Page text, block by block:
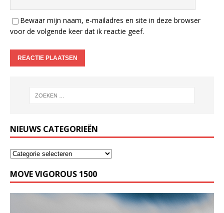
Bewaar mijn naam, e-mailadres en site in deze browser
voor de volgende keer dat ik reactie geef.
NIEUWS CATEGORIEËN
MOVE VIGOROUS 1500